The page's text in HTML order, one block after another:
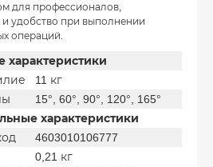
для профессионалов,
и удобство при выполнении
операций.
характеристики
11 кг
15°, 60°, 90°, 120°, 165°
характеристики
4603010106777
0,21 кг